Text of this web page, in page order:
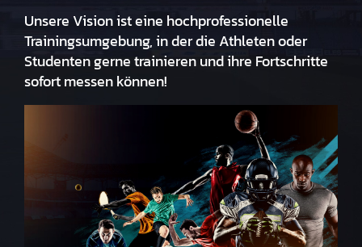
Unsere Vision ist eine hochprofessionelle
Trainingsumgebung, in der die Athleten oder
Studenten gerne trainieren und ihre Fortschritte
sofort messen können!